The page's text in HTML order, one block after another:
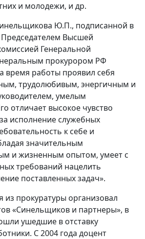
и молодежи, и др.
Ю.П., подписанной в
Председателем Высшей
Генеральной
прокурором РФ
время работы проявил себя
трудолюбивым, энергичным и
умелым
отличает высокое чувство
исполнение служебных
к себе и
значительным
и жизненным опытом, умеет с
требований нацелить
поставленных задач».
из прокуратуры организовал
«Синельщиков и партнеры», в
ушедшие в отставку
С 2004 года доцент